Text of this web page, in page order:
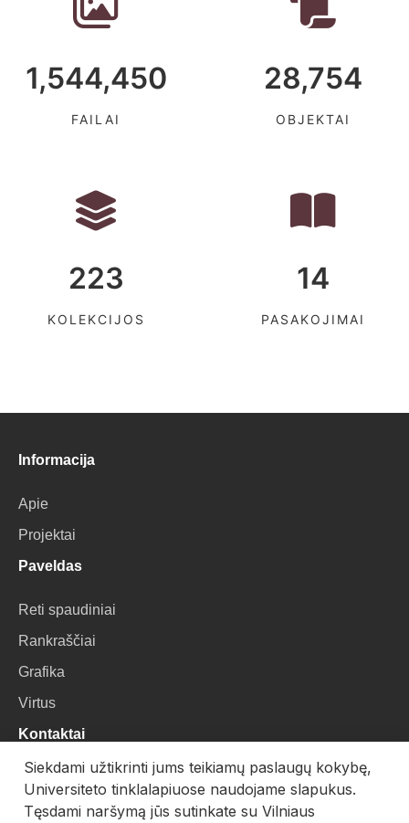
1,544,450
FAILAI
28,754
OBJEKTAI
223
KOLEKCIJOS
14
PASAKOJIMAI
Informacija
Apie
Projektai
Paveldas
Reti spaudiniai
Rankraščiai
Grafika
Virtus
Kontaktai
VU Biblioteka
Universiteto g. 3, LT-01122, Vilnius
Siekdami užtikrinti jums teikiamų paslaugų kokybę,
Universiteto tinklalapiuose naudojame slapukus.
Tęsdami naršymą jūs sutinkate su Vilniaus